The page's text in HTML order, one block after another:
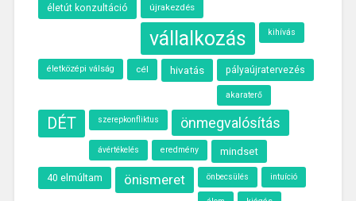
életút konzultáció újrakezdés
vállalkozás kihívás
életközépi válság cél hivatás pályaújratervezés
akaraterő
DÉT szerepkonfliktus önmegvalósítás
ávértékelés eredmény mindset
40 elmúltam önismeret önbecsülés intuíció